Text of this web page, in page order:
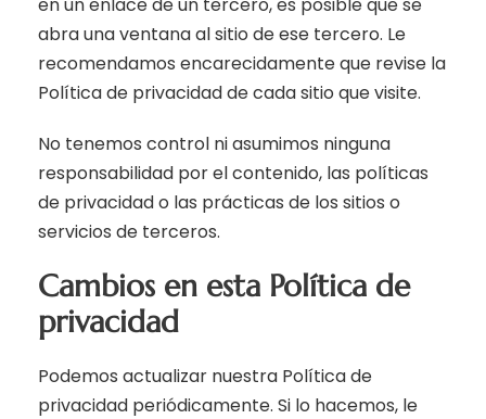
abra una ventana al sitio de ese tercero. Le
recomendamos encarecidamente que revise la
Política de privacidad de cada sitio que visite.
No tenemos control ni asumimos ninguna
responsabilidad por el contenido, las políticas
de privacidad o las prácticas de los sitios o
servicios de terceros.
Cambios en esta Política de
privacidad
Podemos actualizar nuestra Política de
privacidad periódicamente. Si lo hacemos, le